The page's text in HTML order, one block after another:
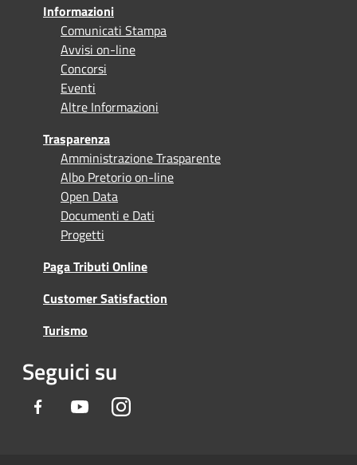
Informazioni
Comunicati Stampa
Avvisi on-line
Concorsi
Eventi
Altre Informazioni
Trasparenza
Amministrazione Trasparente
Albo Pretorio on-line
Open Data
Documenti e Dati
Progetti
Paga Tributi Online
Customer Satisfaction
Turismo
Seguici su
Facebook YoutubeInstagram